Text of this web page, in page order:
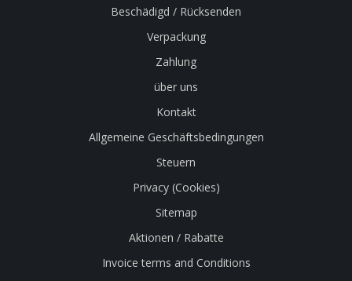
Beschädigd / Rücksenden
Verpackung
Zahlung
über uns
Kontakt
Allgemeine Geschäftsbedingungen
Steuern
Privacy (Cookies)
Sitemap
Aktionen / Rabatte
Invoice terms and Conditions